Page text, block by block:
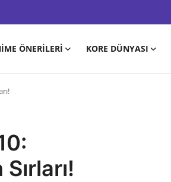
ÖNERILERI KORE DÜNYASI